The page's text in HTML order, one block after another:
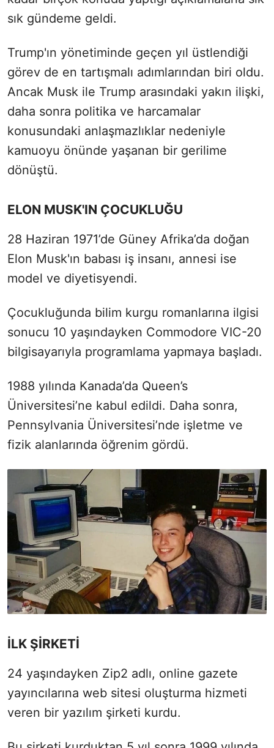
sık gündeme geldi.
Trump'ın yönetiminde geçen yıl üstlendiği
görev de en tartışmalı adımlarından biri oldu.
Ancak Musk ile Trump arasındaki yakın ilişki,
daha sonra politika ve harcamalar
konusundaki anlaşmazlıklar nedeniyle
kamuoyu önünde yaşanan bir gerilime
dönüştü.
ELON MUSK'IN ÇOCUKLUĞU
28 Haziran 1971’de Güney Afrika’da doğan
Elon Musk'ın babası iş insanı, annesi ise
model ve diyetisyendi.
Çocukluğunda bilim kurgu romanlarına ilgisi
sonucu 10 yaşındayken Commodore VIC-20
bilgisayarıyla programlama yapmaya başladı.
1988 yılında Kanada’da Queen’s
Üniversitesi’ne kabul edildi. Daha sonra,
Pennsylvania Üniversitesi’nde işletme ve
fizik alanlarında öğrenim gördü.
İLK ŞİRKETİ
24 yaşındayken Zip2 adlı, online gazete
yayıncılarına web sitesi oluşturma hizmeti
veren bir yazılım şirketi kurdu.